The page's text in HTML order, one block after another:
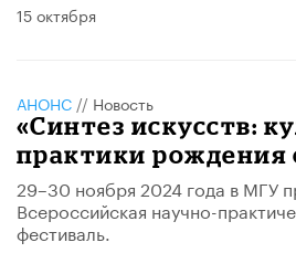
15 октября
АНОНС // Новость
«Синтез искусств:
практики рождения
29–30 ноября 2024 года в МГУ
Всероссийская научно-
фестиваль.